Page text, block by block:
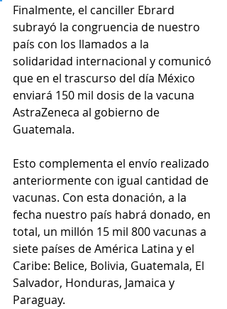
Finalmente, el canciller Ebrard
subrayó la congruencia de nuestro
país con los llamados a la
solidaridad internacional y comunicó
que en el trascurso del día México
enviará 150 mil dosis de la vacuna
AstraZeneca al gobierno de
Guatemala.
Esto complementa el envío realizado
anteriormente con igual cantidad de
vacunas. Con esta donación, a la
fecha nuestro país habrá donado, en
total, un millón 15 mil 800 vacunas a
siete países de América Latina y el
Caribe: Belice, Bolivia, Guatemala, El
Salvador, Honduras, Jamaica y
Paraguay.